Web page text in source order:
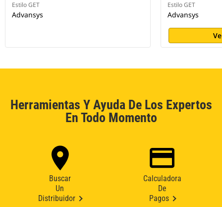
Estilo GET
Advansys
Estilo GET
Advansys
Herramientas Y Ayuda De Los Expertos
En Todo Momento
Buscar
Un
Distribuidor
Calculadora
De
Pagos